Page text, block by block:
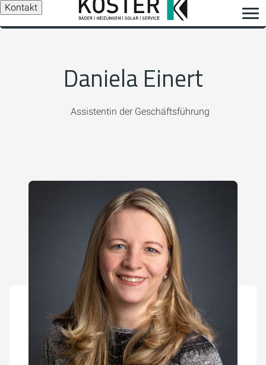
Kontakt
Daniela Einert
Assistentin der Geschäftsführung